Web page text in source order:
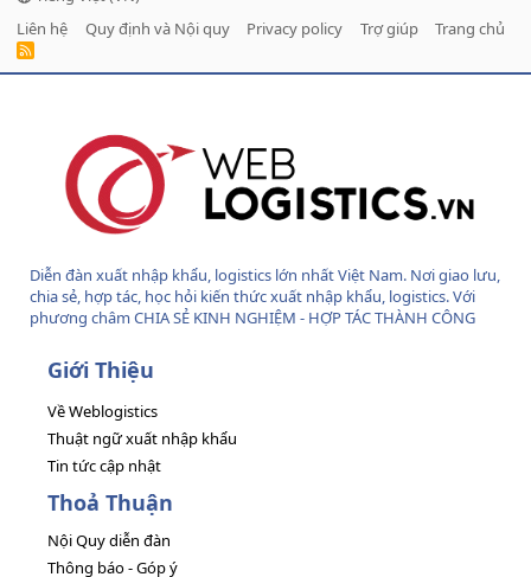
Liên hệ
Quy định và Nội quy Privacy policy Trợ giúp Trang chủ
R
Diễn đàn xuất nhập khẩu, logistics lớn nhất Việt Nam. Nơi giao lưu,
chia sẻ, hợp tác, học hỏi kiến thức xuất nhập khẩu, logistics. Với
phương châm CHIA SẺ KINH NGHIỆM - HỢP TÁC THÀNH CÔNG
Giới Thiệu
Về Weblogistics
Thuật ngữ xuất nhập khẩu
Tin tức cập nhật
Thoả Thuận
Nội Quy diễn đàn
Thông báo - Góp ý